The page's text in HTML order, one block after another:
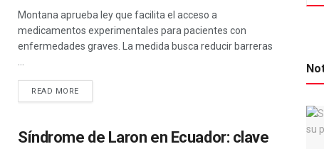
Montana aprueba ley que facilita el acceso a
medicamentos experimentales para pacientes con
enfermedades graves. La medida busca reducir barreras
READ MORE
Síndrome de Laron en Ecuador: clave